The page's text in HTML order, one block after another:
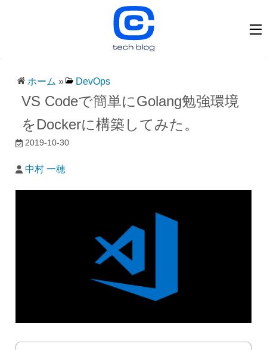
ホーム » DevOps
VS Codeで簡単にGolang勉強環境
をDockerに構築してみた。
2019-10-30
中村 一穂